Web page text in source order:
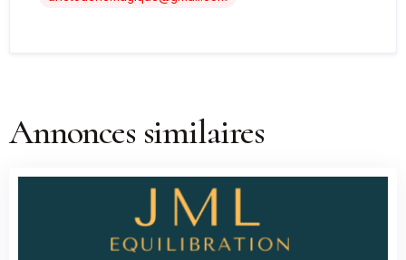
Annonces similaires